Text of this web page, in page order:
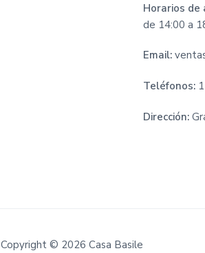
Horarios de
de 14:00 a
Email:
Teléfonos:
Dirección:
Copyright © 2026 Casa Basile